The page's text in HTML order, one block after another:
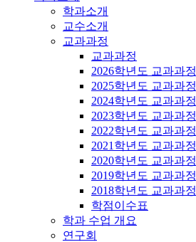
학과소개
교수소개
교과과정
교과과정
2026학년도 교과과정
2025학년도 교과과정
2024학년도 교과과정
2023학년도 교과과정
2022학년도 교과과정
2021학년도 교과과정
2020학년도 교과과정
2019학년도 교과과정
2018학년도 교과과정
학점이수표
학과 수업 개요
연구회